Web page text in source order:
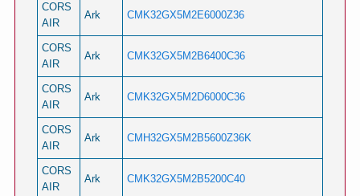
CORS
AIR
Ark CMK32GX5M2E6000Z36
CORS
AIR
Ark CMK32GX5M2B6400C36
CORS
AIR
Ark CMK32GX5M2D6000C36
CORS
AIR
Ark CMH32GX5M2B5600Z36K
CORS
AIR
Ark CMK32GX5M2B5200C40